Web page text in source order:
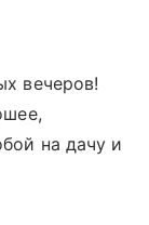
вечеров!
на дачу и